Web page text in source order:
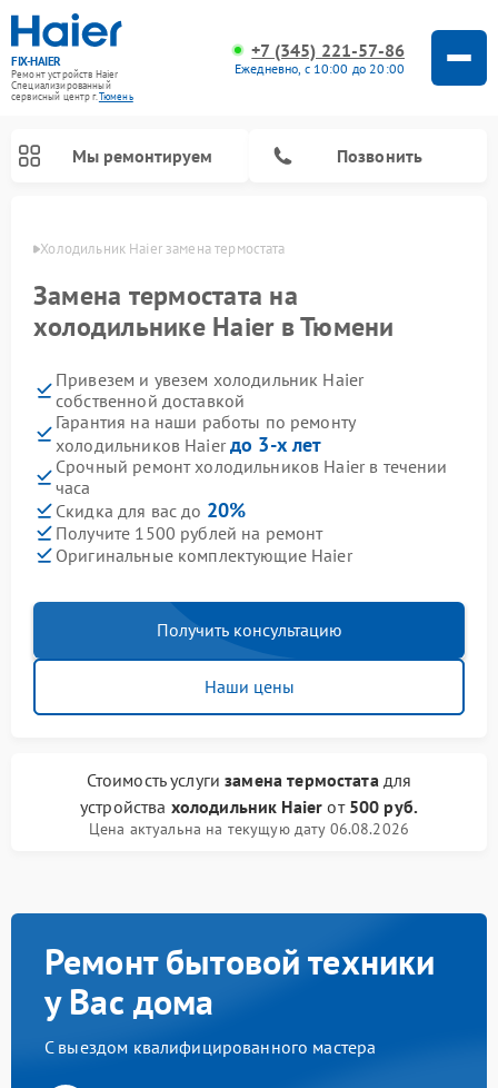
FIX-HAIER
Ремонт устройств Haier
Специализированный
cервисный центр г.Тюмень
+7 (345) 221-57-86
Ежедневно, с 10:00 до 20:00
Мы ремонтируем Позвонить
Холодильник Haier замена термостата
Замена термостата на
холодильнике Haier в Тюмени
Привезем и увезем холодильник Haier
собственной доставкой
Гарантия на наши работы по ремонту
холодильников Haierдо 3-х лет
Срочный ремонт холодильников Haier в течении
часа
Скидка для вас до 20%
Получите 1500 рублей на ремонт
Оригинальные комплектующие Haier
Получить консультацию
Наши цены
Стоимость услугизамена термостатадля
устройства холодильник Haier от 500 руб.
Цена актуальна на текущую дату 06.08.2026
Ремонт бытовой техники
у Вас дома
С выездом квалифицированного мастера